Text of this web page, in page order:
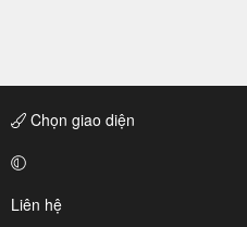
Chọn giao diện
Liên hệ